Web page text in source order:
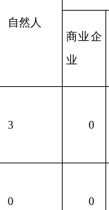
自然人
商业企
业
3 0
0 0